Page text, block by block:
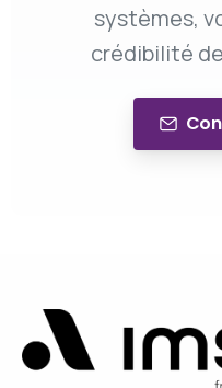
systèmes,
crédibilité